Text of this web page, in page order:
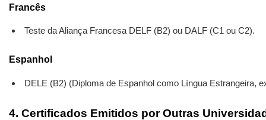
Francês
Teste da Aliança Francesa DELF (B2) ou DALF (C1 ou C2).
Espanhol
DELE (B2) (Diploma de Espanhol como Língua Estrangeira,
4. Certificados Emitidos por Outras